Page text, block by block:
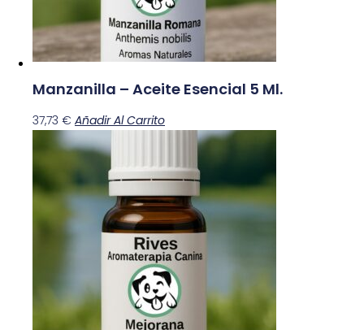
Manzanilla – Aceite Esencial 5 Ml.
37,73 € Añadir Al Carrito